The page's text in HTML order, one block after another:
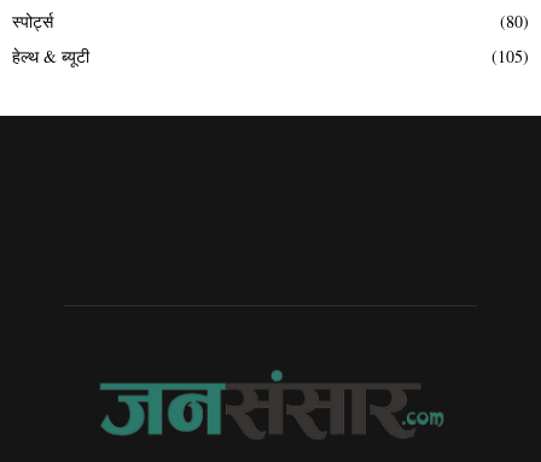
स्पोर्ट्स
(80)
हेल्थ & ब्यूटी
(105)